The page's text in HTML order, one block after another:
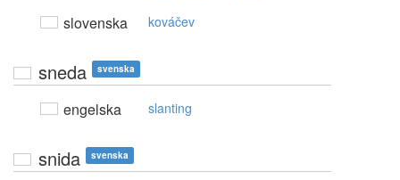
slovenska kováčev
sneda svenska
engelska slanting
snida svenska